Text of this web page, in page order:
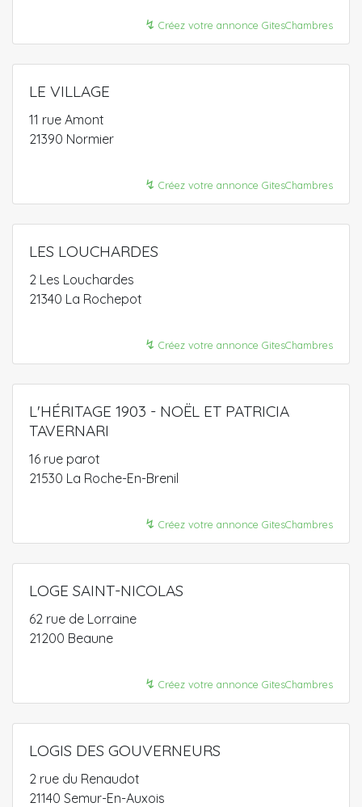
↯ Créez votre annonce GitesChambres
LE VILLAGE
11 rue Amont
21390 Normier
↯ Créez votre annonce GitesChambres
LES LOUCHARDES
2 Les Louchardes
21340 La Rochepot
↯ Créez votre annonce GitesChambres
L'HÉRITAGE 1903 - NOËL ET PATRICIA
TAVERNARI
16 rue parot
21530 La Roche-En-Brenil
↯ Créez votre annonce GitesChambres
LOGE SAINT-NICOLAS
62 rue de Lorraine
21200 Beaune
↯ Créez votre annonce GitesChambres
LOGIS DES GOUVERNEURS
2 rue du Renaudot
21140 Semur-En-Auxois